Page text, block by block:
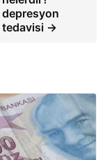
depresyon
tedavisi →